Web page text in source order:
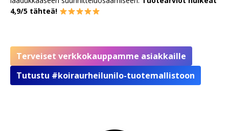
4,9/5 tähteä!
Terveiset verkkokauppamme asiakkaille
Tutustu #koiraurheilunilo-tuotemallistoon